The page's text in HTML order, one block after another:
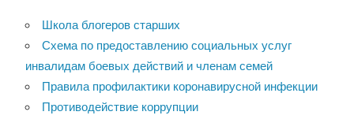
Школа блогеров старших
Схема по предоставлению социальных услуг
инвалидам боевых действий и членам семей
Правила профилактики коронавирусной инфекции
Противодействие коррупции